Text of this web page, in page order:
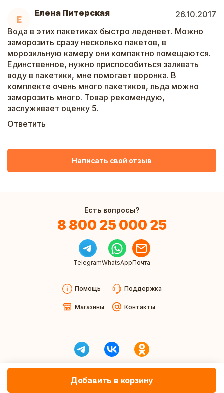
Добавить в корзину
Е
Елена Питерская
26.10.2017
Вода в этих пакетиках быстро леденеет. Можно
заморозить сразу несколько пакетов, в
морозильную камеру они компактно помещаются.
Единственное, нужно приспособиться заливать
воду в пакетики, мне помогает воронка. В
комплекте очень много пакетиков, льда можно
заморозить много. Товар рекомендую,
заслуживает оценку 5.
Ответить
Написать свой отзыв
Есть вопросы?
8 800 25 000 25
TelegramWhatsAppПочта
Помощь Поддержка
Магазины Контакты